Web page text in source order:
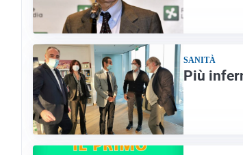
SANITÀ
Più